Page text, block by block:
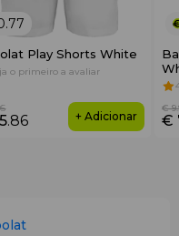
Play Shorts White
o primeiro a avaliar
.86 + Adicionar €
€ 9